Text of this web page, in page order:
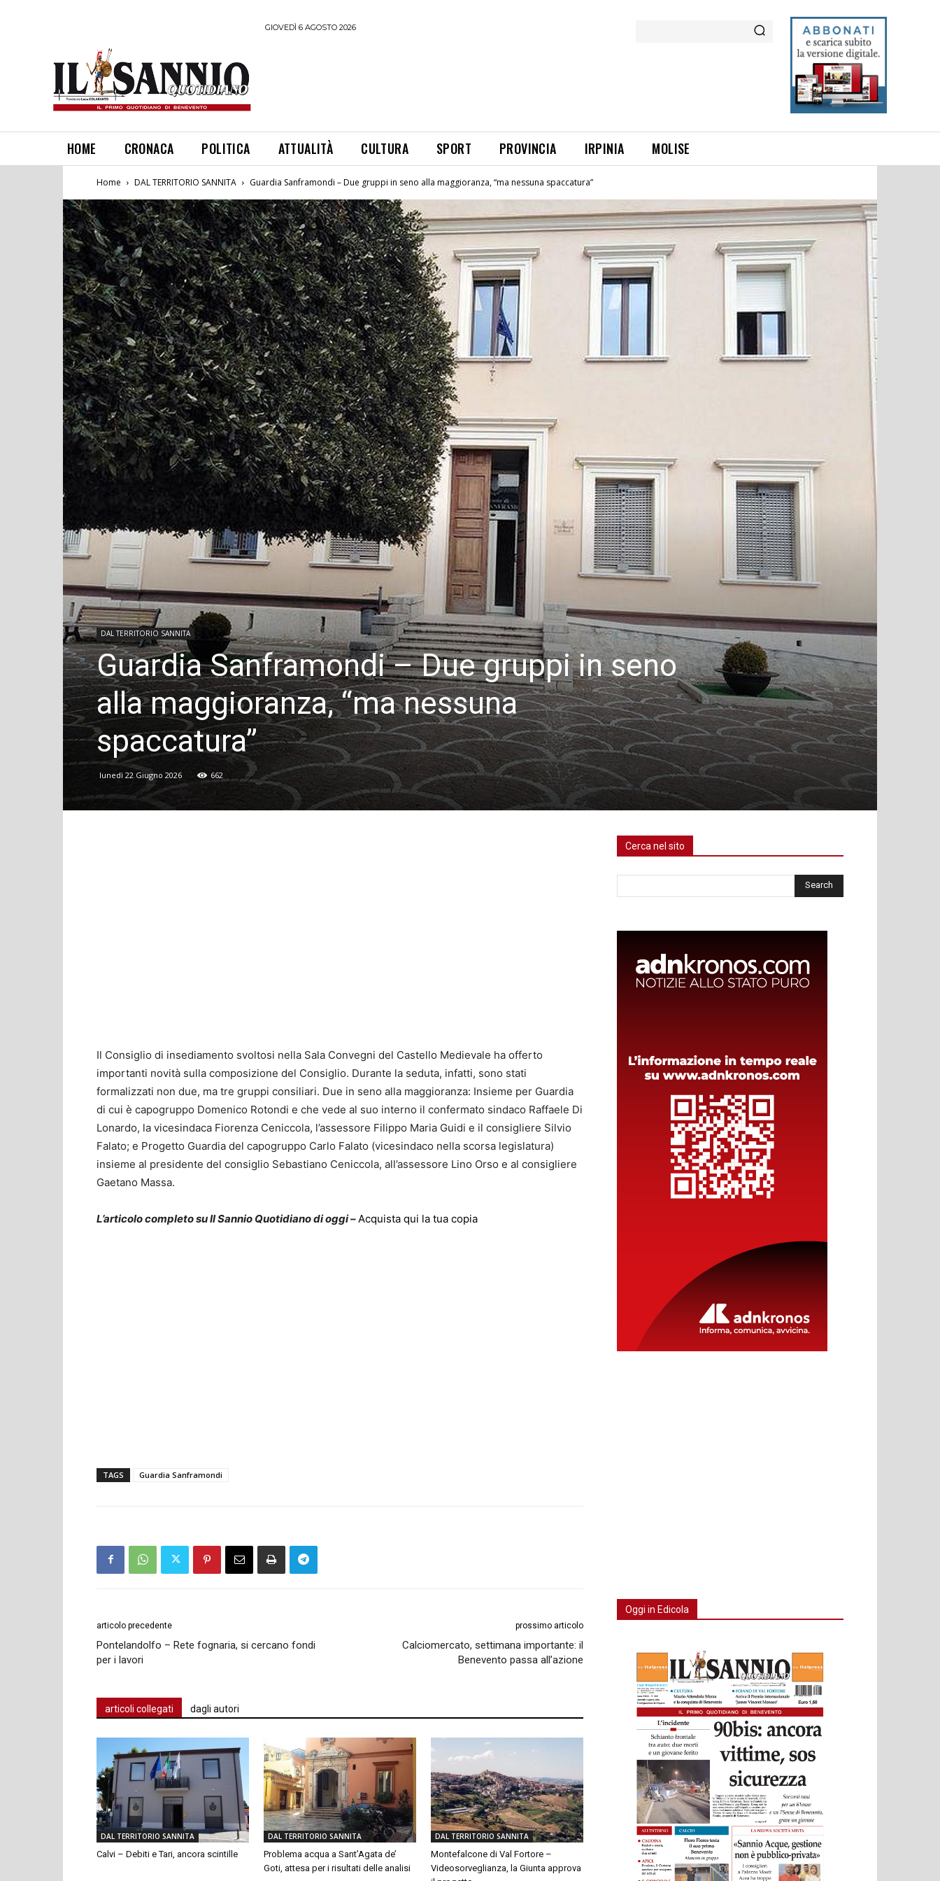
GIOVEDÌ 6 AGOSTO 2026
HOME CRONACA POLITICA ATTUALITÀ CULTURA SPORT PROVINCIA IRPINIA MOLISE
Home DAL TERRITORIO SANNITA Guardia Sanframondi – Due gruppi in seno alla maggioranza, “ma nessuna spaccatura”
DAL TERRITORIO SANNITA
Guardia Sanframondi – Due gruppi in seno
alla maggioranza, “ma nessuna
spaccatura”
lunedì 22 Giugno 2026 662
Il Consiglio di insediamento svoltosi nella Sala Convegni del Castello Medievale ha offerto
importanti novità sulla composizione del Consiglio. Durante la seduta, infatti, sono stati
formalizzati non due, ma tre gruppi consiliari. Due in seno alla maggioranza: Insieme per Guardia
di cui è capogruppo Domenico Rotondi e che vede al suo interno il confermato sindaco Raffaele Di
Lonardo, la vicesindaca Fiorenza Ceniccola, l’assessore Filippo Maria Guidi e il consigliere Silvio
Falato; e Progetto Guardia del capogruppo Carlo Falato (vicesindaco nella scorsa legislatura)
insieme al presidente del consiglio Sebastiano Ceniccola, all’assessore Lino Orso e al consigliere
Gaetano Massa.
L’articolo completo su Il Sannio Quotidiano di oggi – Acquista qui la tua copia
TAGS Guardia Sanframondi
articolo precedente
Pontelandolfo – Rete fognaria, si cercano fondi
per i lavori
prossimo articolo
Calciomercato, settimana importante: il
Benevento passa all’azione
articoli collegati dagli autori
DAL TERRITORIO SANNITA
Calvi – Debiti e Tari, ancora scintille
DAL TERRITORIO SANNITA
Problema acqua a Sant’Agata de’
Goti, attesa per i risultati delle analisi
DAL TERRITORIO SANNITA
Montefalcone di Val Fortore –
Videosorveglianza, la Giunta approva
Cerca nel sito
Oggi in Edicola